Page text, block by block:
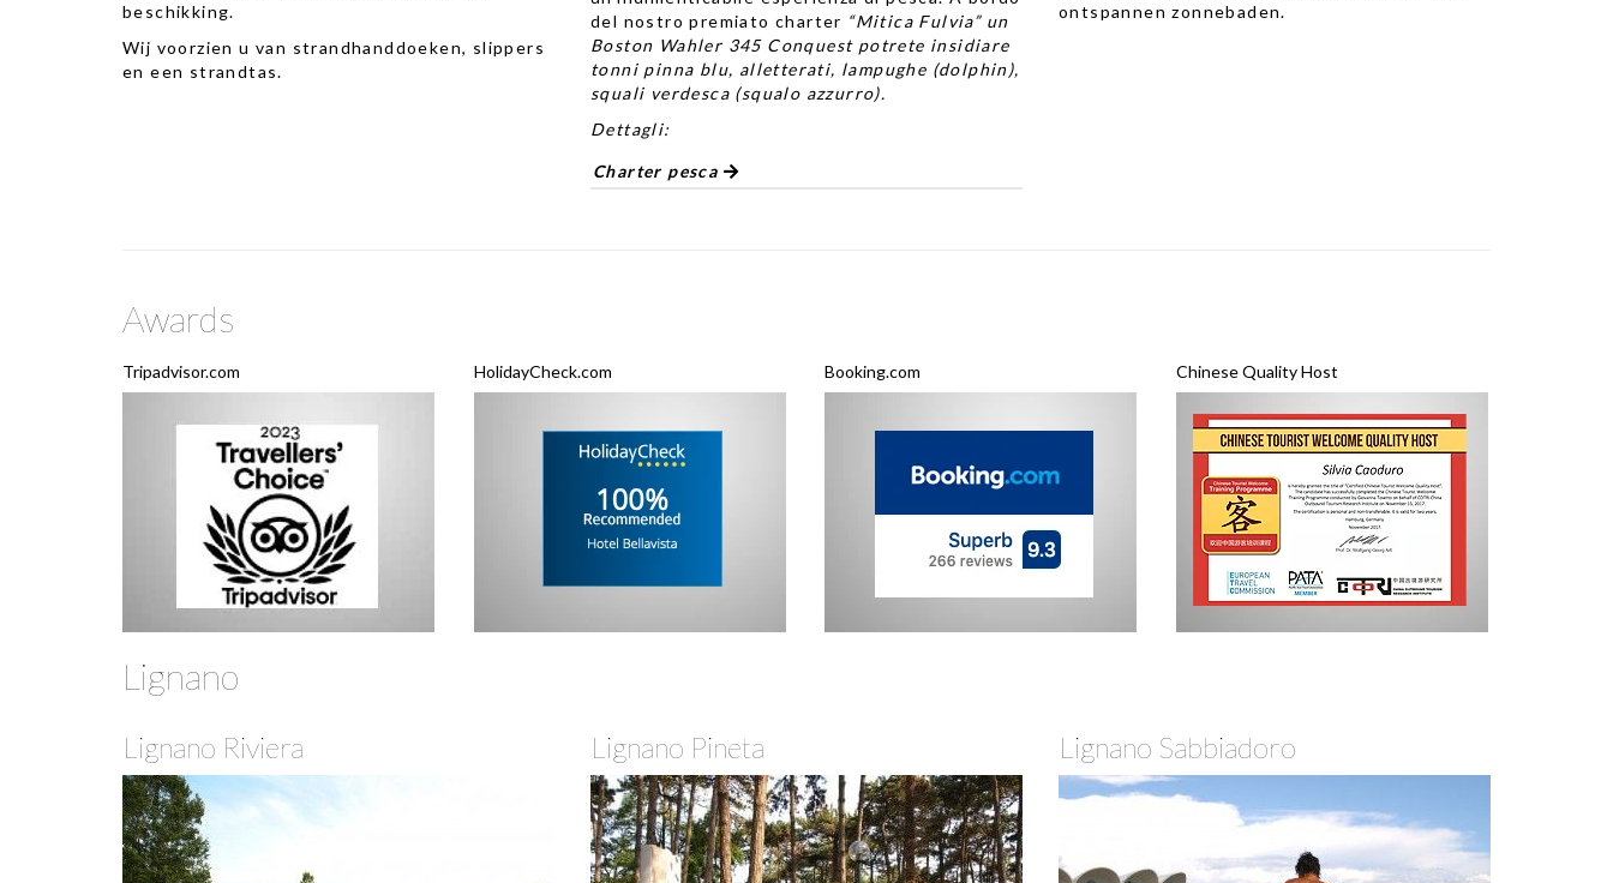
beschikking.
Wij voorzien u van strandhanddoeken, slippers
en een strandtas.
del nostro premiato charter “Mitica Fulvia” un
Boston Wahler 345 Conquest potrete insidiare
tonni pinna blu, alletterati, lampughe (dolphin),
squali verdesca (squalo azzurro).
Dettagli:
Charter pesca
ontspannen zonnebaden.
Awards
Tripadvisor.com HolidayCheck.com Booking.com Chinese Quality Host
Lignano
Lignano Riviera Lignano Pineta Lignano Sabbiadoro